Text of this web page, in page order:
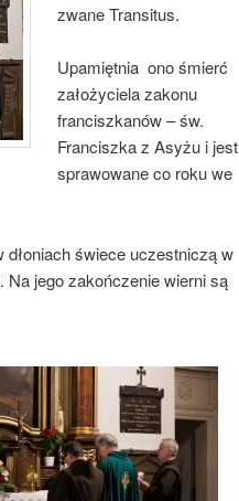
zwane Transitus.
Upamiętnia ono śmierć
założyciela zakonu
franciszkanów – św.
Franciszka z Asyżu i jest
sprawowane co roku we
świece uczestniczą w
Na jego zakończenie wierni są